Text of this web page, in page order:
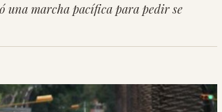
una marcha pacífica para pedir se